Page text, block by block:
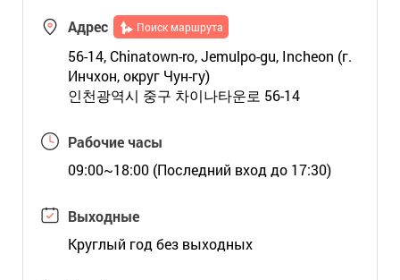
Адрес Поиск маршрута
56-14, Chinatown-ro, Jemulpo-gu, Incheon (г.
Инчхон, округ Чун-гу)
인천광역시 중구 차이나타운로 56-14
Рабочие часы
09:00~18:00 (Последний вход до 17:30)
Выходные
Круглый год без выходных